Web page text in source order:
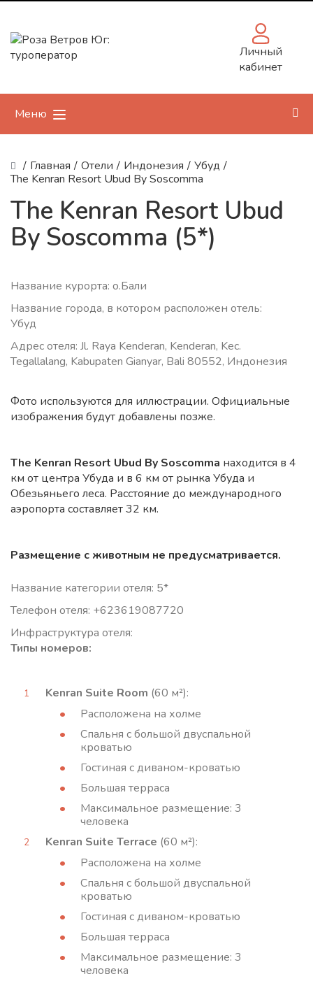
Личный
кабинет
Меню
/ Главная / Отели / Индонезия / Убуд /
The Kenran Resort Ubud By Soscomma
The Kenran Resort Ubud
By Soscomma (5*)
Название курорта: о.Бали
Название города, в котором расположен отель:
Убуд
Адрес отеля: Jl. Raya Kenderan, Kenderan, Kec.
Tegallalang, Kabupaten Gianyar, Bali 80552, Индонезия
Фото используются для иллюстрации. Официальные
изображения будут добавлены позже.
The Kenran Resort Ubud By Soscomma находится в 4
км от центра Убуда и в 6 км от рынка Убуда и
Обезьяньего леса. Расстояние до международного
аэропорта составляет 32 км.
Размещение с животным не предусматривается.
Название категории отеля: 5*
Телефон отеля: +623619087720
Инфраструктура отеля:
Типы номеров:
Kenran Suite Room (60 м²):
Расположена на холме
Спальня с большой двуспальной
кроватью
Гостиная с диваном-кроватью
Большая терраса
Максимальное размещение: 3
человека
Kenran Suite Terrace (60 м²):
Расположена на холме
Спальня с большой двуспальной
кроватью
Гостиная с диваном-кроватью
Большая терраса
Максимальное размещение: 3
человека